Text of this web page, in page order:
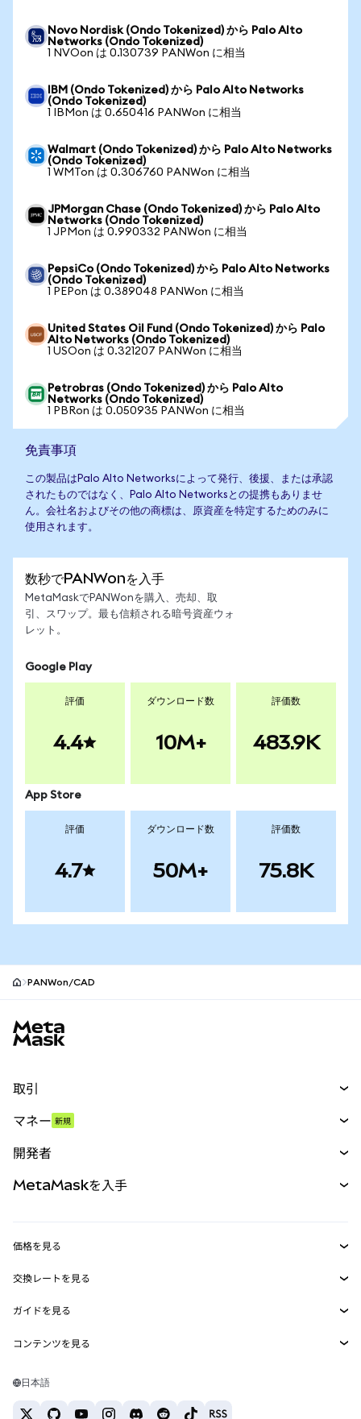
Novo Nordisk (Ondo Tokenized) から Palo Alto
Networks (Ondo Tokenized)
1 NVOon は 0.130739 PANWon に相当
IBM (Ondo Tokenized) から Palo Alto Networks
(Ondo Tokenized)
1 IBMon は 0.650416 PANWon に相当
Walmart (Ondo Tokenized) から Palo Alto Networks
(Ondo Tokenized)
1 WMTon は 0.306760 PANWon に相当
JPMorgan Chase (Ondo Tokenized) から Palo Alto
Networks (Ondo Tokenized)
1 JPMon は 0.990332 PANWon に相当
PepsiCo (Ondo Tokenized) から Palo Alto Networks
(Ondo Tokenized)
1 PEPon は 0.389048 PANWon に相当
United States Oil Fund (Ondo Tokenized) から Palo
Alto Networks (Ondo Tokenized)
1 USOon は 0.321207 PANWon に相当
Petrobras (Ondo Tokenized) から Palo Alto
Networks (Ondo Tokenized)
1 PBRon は 0.050935 PANWon に相当
免責事項
この製品はPalo Alto Networksによって発行、後援、または承認
されたものではなく、Palo Alto Networksとの提携もありませ
ん。会社名およびその他の商標は、原資産を特定するためのみに
使用されます。
数秒でPANWonを入手
MetaMaskでPANWonを購入、売却、取
引、スワップ。最も信頼される暗号資産ウォ
レット。
Google Play
評価
4.4
ダウンロード数
10M+
評価数
483.9K
App Store
評価
4.7
ダウンロード数
50M+
評価数
75.8K
PANWon/CAD
取引
パーペチュアル
RWA
マネー 新規
開発者
MetaMask Connect
Snaps
Web3サービス
MetaMaskを入手
セキュリティ
サポート
キャリア
お問い合わせ
価格を見る
イーサリアムの価格
Solanaの価格
Tetherの価格
交換レートを見る
ETH→USD
USDT→INR
BTC→INR
ETH→USDT
ガイドを見る
ETHの購入
コンテンツを見る
Solanaウォレット
日本語